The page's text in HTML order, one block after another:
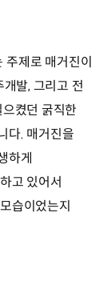
주제로 매거진이
발, 그리고 전
켰던 굵직한
다. 매거진을
하게
고 있어서
습이었는지